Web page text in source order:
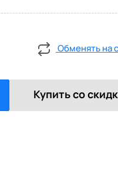
Обменять на
Купить со